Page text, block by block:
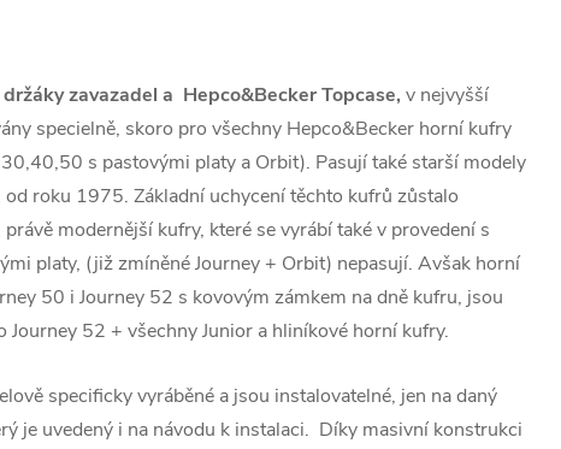
zavazadel a Hepco&BeckerTopcase, v nejvyšší
specielně, skoro pro všechny Hepco&Becker horní kufry
s pastovými platy a Orbit). Pasují také starší modely
roku 1975. Základní uchycení těchto kufrů zůstalo
modernější kufry, které se vyrábí také v provedení s
platy, (již zmíněné Journey + Orbit) nepasují. Avšak horní
50 i Journey 52 s kovovým zámkem na dně kufru, jsou
Journey 52 + všechny Junior a hliníkové horní kufry.
specificky vyráběné a jsou instalovatelné, jen na daný
je uvedený i na návodu k instalaci. Díky masivní konstrukci